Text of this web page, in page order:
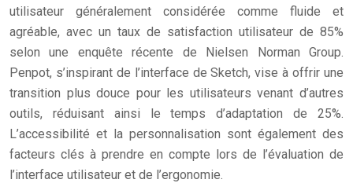
utilisateur généralement considérée comme fluide et
agréable, avec un taux de satisfaction utilisateur de 85%
selon une enquête récente de Nielsen Norman Group.
Penpot, s’inspirant de l’interface de Sketch, vise à offrir une
transition plus douce pour les utilisateurs venant d’autres
outils, réduisant ainsi le temps d’adaptation de 25%.
L’accessibilité et la personnalisation sont également des
facteurs clés à prendre en compte lors de l’évaluation de
l’interface utilisateur et de l’ergonomie.